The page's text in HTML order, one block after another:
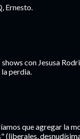
Ernesto.
con Jesusa
perdia.
que agregar la
(liberales,